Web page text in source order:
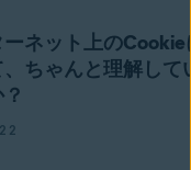
ーネット上のCookie
、ちゃんと理解して